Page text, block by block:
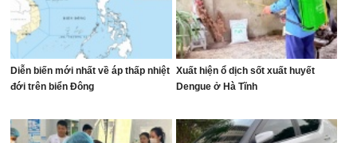
Diễn biến mới nhất về áp thấp nhiệt
đới trên biển Đông
Xuất hiện ổ dịch sốt xuất huyết
Dengue ở Hà Tĩnh